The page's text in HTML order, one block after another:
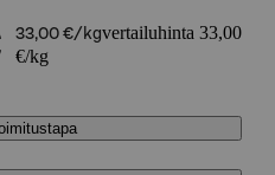
33,00 €/kgvertailuhinta 33,00
€/kg